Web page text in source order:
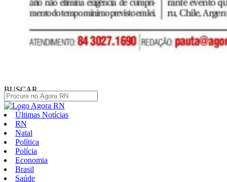
BUSCAR
Últimas Notícias
RN
Natal
Política
Polícia
Economia
Brasil
Saúde